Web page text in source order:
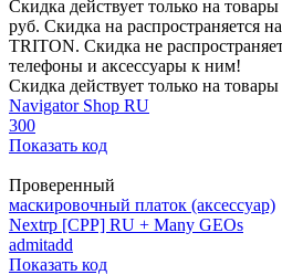
Скидка действует только на
руб. Скидка на распространяется
TRITON. Скидка не
телефоны и аксессуары к ним!
Скидка действует только на
Navigator Shop RU
300
Показать код
Проверенный
маскировочный платок (аксессуар)
Nextrp [CPP] RU + Many GEOs
admitadd
Показать код